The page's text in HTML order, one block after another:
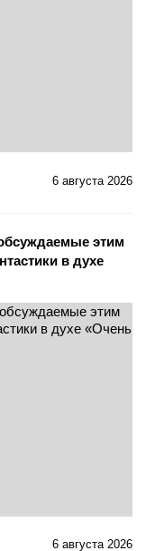
6 августа 2026
этим
в духе
6 августа 2026